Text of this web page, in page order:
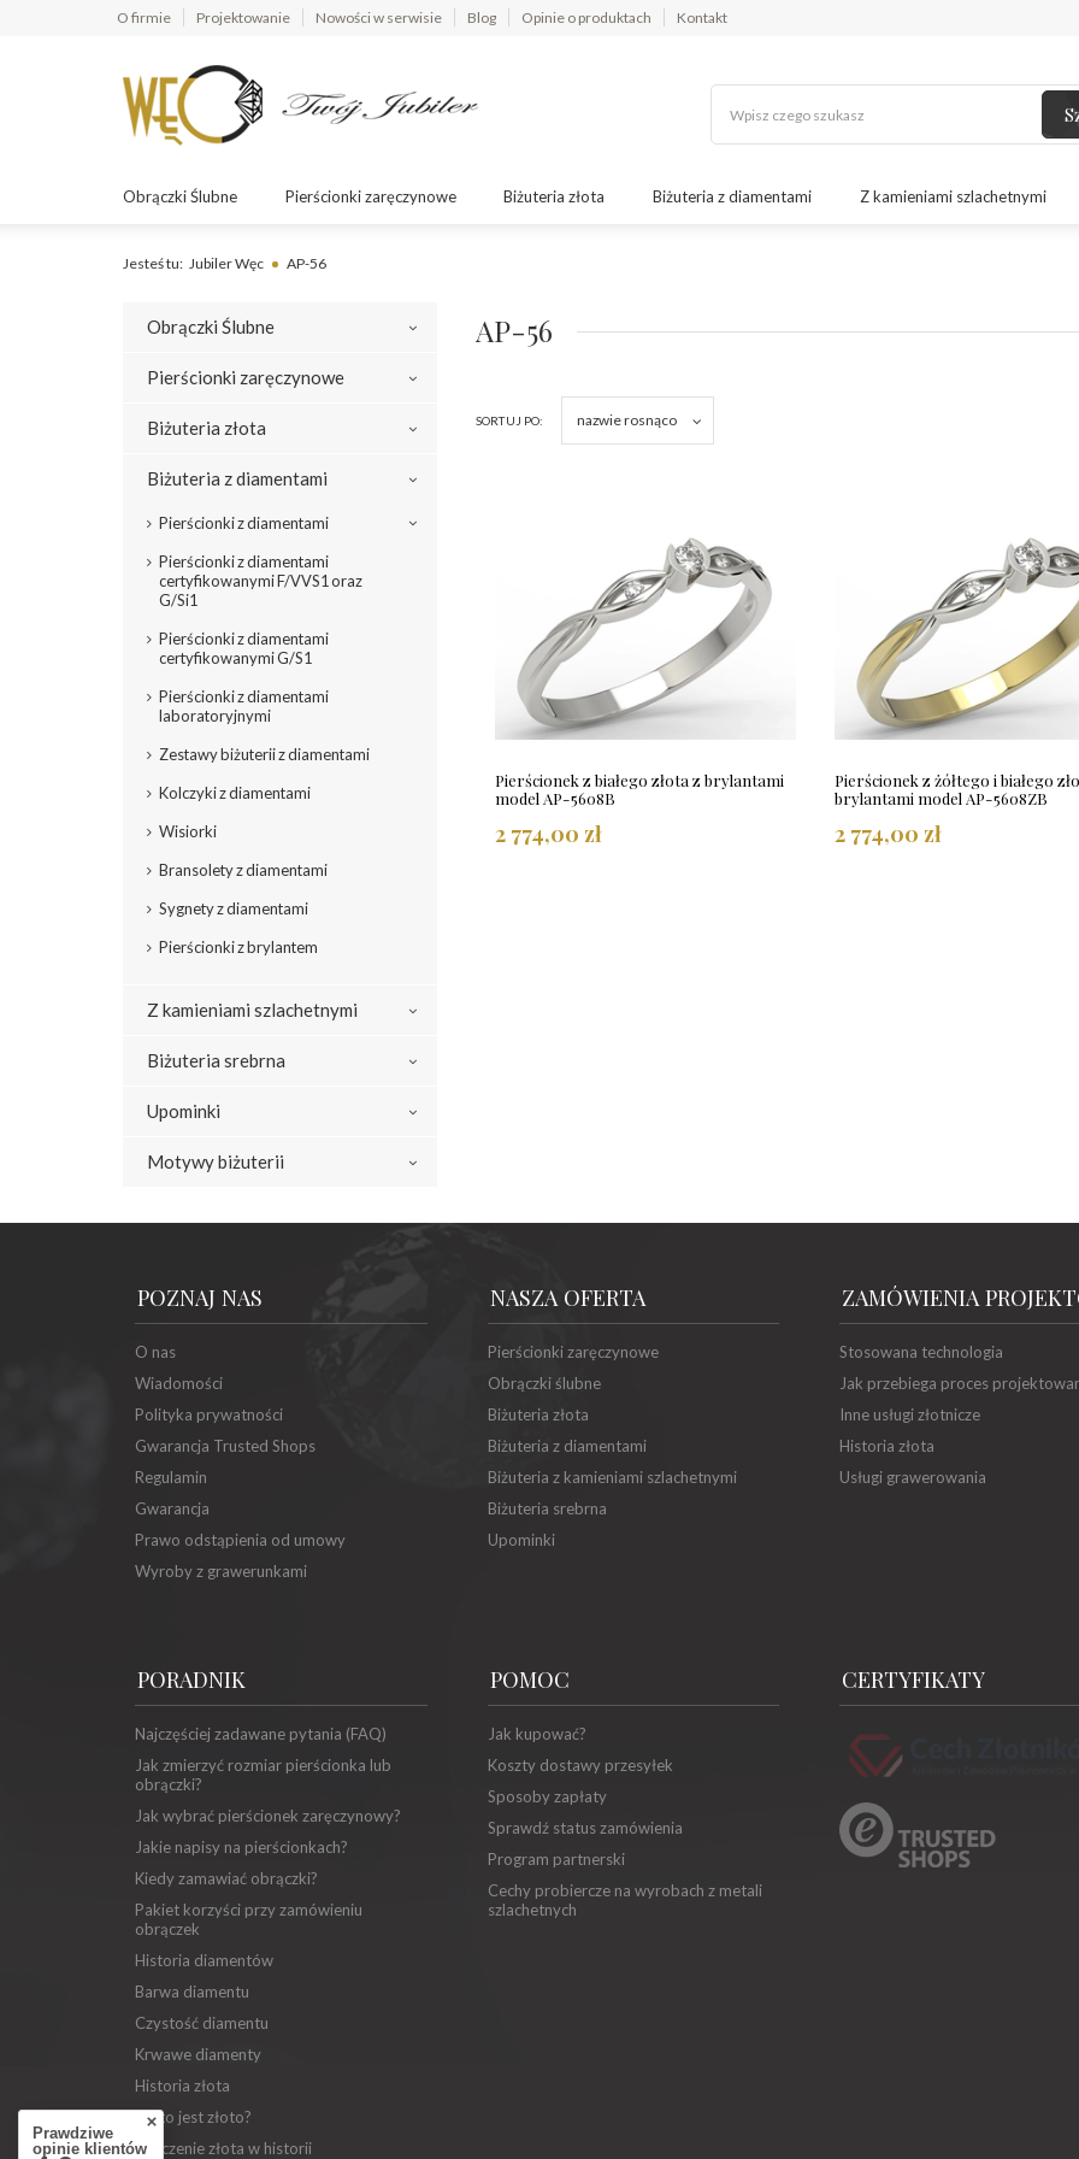
O firmie Projektowanie Nowości w serwisie Blog Opinie o produktach Kontakt
Obrączki Ślubne Pierścionki zaręczynowe Biżuteria złota Biżuteria z diamentami Z kamieniami szlachetnymi
Jesteś tu: Jubiler Węc AP-56
Obrączki Ślubne
Pierścionki zaręczynowe
Biżuteria złota
Biżuteria z diamentami
Pierścionki z diamentami
Pierścionki z diamentami
certyfikowanymi F/VVS1 oraz
G/Si1
Pierścionki z diamentami
certyfikowanymi G/S1
Pierścionki z diamentami
laboratoryjnymi
Zestawy biżuterii z diamentami
Kolczyki z diamentami
Wisiorki
Bransolety z diamentami
Sygnety z diamentami
Pierścionki z brylantem
Z kamieniami szlachetnymi
Biżuteria srebrna
Upominki
Motywy biżuterii
AP-56
SORTUJ PO: nazwie rosnąco
Pierścionek z białego złota z brylantami
model AP-5608B
2 774,00 zł
Pierścionek z żółtego i białego
brylantami model AP-5608ZB
2 774,00 zł
POZNAJ NAS
O nas
Wiadomości
Polityka prywatności
Gwarancja Trusted Shops
Regulamin
Gwarancja
Prawo odstąpienia od umowy
Wyroby z grawerunkami
NASZA OFERTA
Pierścionki zaręczynowe
Obrączki ślubne
Biżuteria złota
Biżuteria z diamentami
Biżuteria z kamieniami szlachetnymi
Biżuteria srebrna
Upominki
ZAMÓWIENIA
Stosowana technologia
Jak przebiega proces
Inne usługi złotnicze
Historia złota
Usługi grawerowania
PORADNIK
Najczęściej zadawane pytania (FAQ)
Jak zmierzyć rozmiar pierścionka lub
obrączki?
Jak wybrać pierścionek zaręczynowy?
Jakie napisy na pierścionkach?
Kiedy zamawiać obrączki?
Pakiet korzyści przy zamówieniu
obrączek
Historia diamentów
Barwa diamentu
Czystość diamentu
Krwawe diamenty
Historia złota
Co to jest złoto?
Znaczenie złota w historii
POMOC
Jak kupować?
Koszty dostawy przesyłek
Sposoby zapłaty
Sprawdź status zamówienia
Program partnerski
Cechy probiercze na wyrobach z metali
szlachetnych
CERTYFIKATY
Prawdziwe
opinie klientów